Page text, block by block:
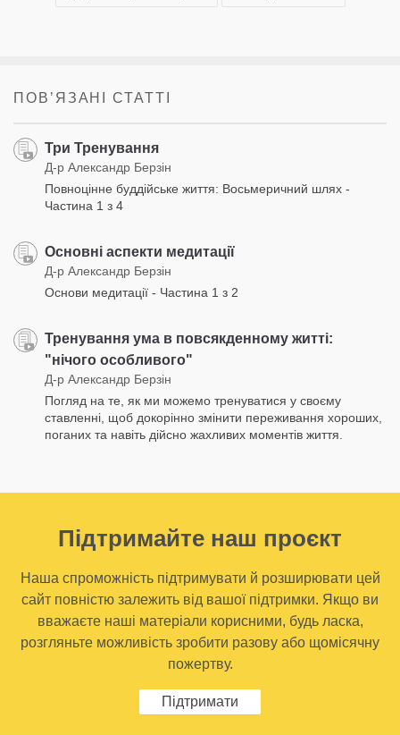
ПОВʼЯЗАНІ СТАТТІ
Три Тренування
Д-р Александр Берзін
Повноцінне буддійське життя: Восьмеричний шлях -
Частина 1 з 4
Основні аспекти медитації
Д-р Александр Берзін
Основи медитації - Частина 1 з 2
Тренування ума в повсякденному житті:
"нічого особливого"
Д-р Александр Берзін
Погляд на те, як ми можемо тренуватися у своєму
ставленні, щоб докорінно змінити переживання хороших,
поганих та навіть дійсно жахливих моментів життя.
Підтримайте наш проєкт
Наша спроможність підтримувати й розширювати цей
сайт повністю залежить від вашої підтримки. Якщо ви
вважаєте наші матеріали корисними, будь ласка,
розгляньте можливість зробити разову або щомісячну
пожертву.
Підтримати